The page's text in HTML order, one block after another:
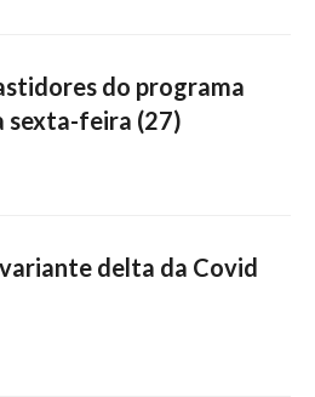
do programa
sexta-feira (27)
delta da Covid